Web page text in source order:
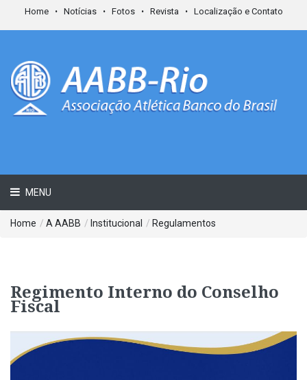
Home Notícias Fotos Revista Localização e Contato
MENU
Home / A AABB / Institucional / Regulamentos
Regimento Interno do Conselho
Fiscal